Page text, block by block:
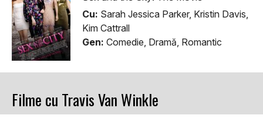
Cu: Sarah Jessica Parker, Kristin Davis,
Kim Cattrall
Gen: Comedie, Dramă, Romantic
Filme cu Travis Van Winkle